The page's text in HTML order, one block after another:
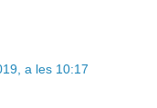
a les 10:17